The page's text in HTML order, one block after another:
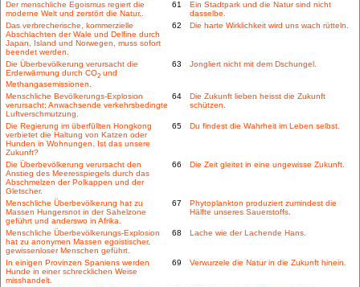
Der menschliche Egoismus regiert die
moderne Welt und zerstört die Natur..
61
Ein Stadtpark und die Natur sind nicht
dasselbe.
Das verbrecherische, kommerzielle
Abschlachten der Wale und Delfine durch
Japan, Island und Norwegen, muss sofort
beendet werden.
62 Die harte Wirklichkeit wird uns wach rütteln.
Die Überbevölkerung verursacht die
Erderwärmung durch CO2 und
Methangasemissionen.
63 Jongliert nicht mit dem Dschungel.
Menschliche Bevölkerungs-Explosion
verursacht: Anwachsende verkehrsbedingte
Luftverschmutzung.
64
Die Zukunft lieben heisst die Zukunft
schützen.
Die Regierung im überfüllten Hongkong
verbietet die Haltung von Katzen oder
Hunden in Wohnungen. Ist das unsere
Zukunft?
65 Du findest die Wahrheit im Leben selbst.
Die Überbevölkerung verursacht den
Anstieg des Meeresspiegels durch das
Abschmelzen der Polkappen und der
Gletscher.
66 Die Zeit gleitet in eine ungewisse Zukunft.
Menschliche Überbevölkerung hat zu
Massen Hungersnot in der Sahelzone
geführt und anderswo in Afrika.
67
Phytoplankton produziert zumindest die
Hälfte unseres Sauerstoffs.
Menschliche Überbevölkerungs-Explosion
hat zu anonymen Massen egoistischer,
gewissenloser Menschen geführt.
68 Lache wie der Lachende Hans.
In einigen Provinzen Spaniens werden
Hunde in einer schrecklichen Weise
misshandelt.
69 Verwurzele die Natur in die Zukunft hinein.